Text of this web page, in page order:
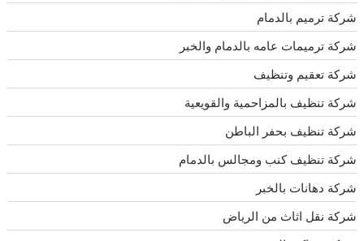
شركة ترميم بالدمام
شركة ترميمات عامه بالدمام والخبر
شركة تعقيم وتنظيف
شركة تنظيف بالمزاحمية والقويعية
شركة تنظيف بحفر الباطن
شركة تنظيف كنب ومجالس بالدمام
شركة دهانات بالخبر
شركة نقل اثاث من الرياض